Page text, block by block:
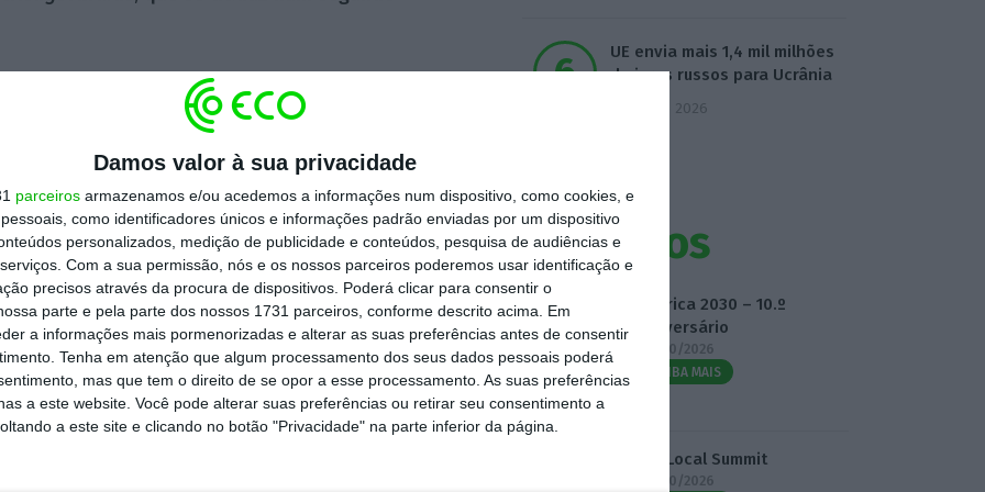
Damos valor à sua privacidade
parceiros armazenamos e/ou acedemos a informações num dispositivo, como cookies, e
como identificadores únicos e informações padrão enviadas por um dispositivo
personalizados, medição de publicidade e conteúdos, pesquisa de audiências e
Com a sua permissão, nós e os nossos parceiros poderemos usar identificação e
precisos através da procura de dispositivos. Poderá clicar para consentir o
parte e pela parte dos nossos 1731 parceiros, conforme descrito acima. Em
a informações mais pormenorizadas e alterar as suas preferências antes de consentir
Tenha em atenção que algum processamento dos seus dados pessoais poderá
mas que tem o direito de se opor a esse processamento. As suas preferências
a este website. Você pode alterar suas preferências ou retirar seu consentimento a
a este site e clicando no botão "Privacidade" na parte inferior da página.
a evolução das telecomunicações, não
o globo através da rede de fibra ótica.
tecnologia para satélites com vista a
por segundo).
feira à noite, no Capitólio, em Lisboa.
fizeram parte altos responsáveis da dona
também Simon Schaefer, presidente da
administrador da ANI.
https://eco.sapo.pt/2018/10/10/uma-app-para-poupar-combustivel-e-internet-por-satelite-conheca-os-vencedores-do-altice-international-innovation-award/ Copiar
UE envia mais 1,4 mil milhões
de juros russos para Ucrânia
5 Agosto 2026
Eventos
Fábrica 2030 – 10.º
Aniversário
14/10/2026
SAIBA MAIS
3.º Local Summit
07/10/2026